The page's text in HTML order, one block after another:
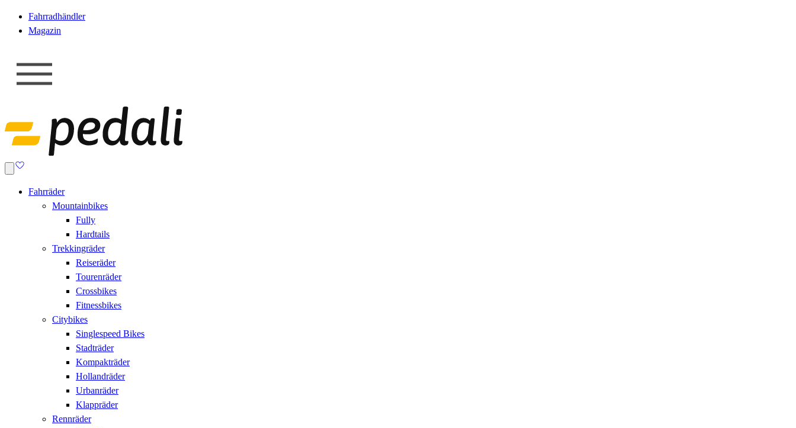
Fahrradhändler
Magazin
Fahrräder
Mountainbikes
Fully
Hardtails
Trekkingräder
Reiseräder
Tourenräder
Crossbikes
Fitnessbikes
Citybikes
Singlespeed Bikes
Stadträder
Kompakträder
Hollandräder
Urbanräder
Klappräder
Rennräder